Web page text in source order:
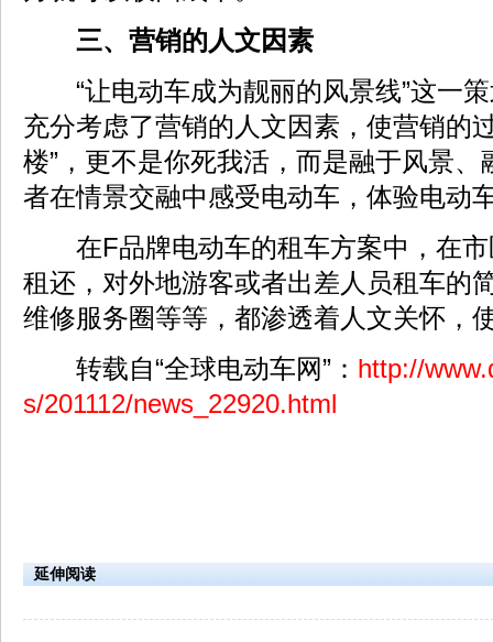
三、营销的人文因素
“让电动车成为靓丽的风景线”这一策
充分考虑了营销的人文因素，使营销的
楼”，更不是你死我活，而是融于风景
者在情景交融中感受电动车，体验电动
在F品牌电动车的租车方案中，在市
租还，对外地游客或者出差人员租车的
维修服务圈等等，都渗透着人文关怀，
转载自“全球电动车网”： http://
s/201112/news_22920.html
延伸阅读